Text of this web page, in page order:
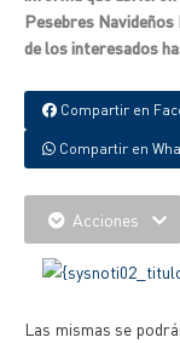
Pesebres Navideños
de los interesados
Compartir en
Compartir en
Acciones
Las mismas se